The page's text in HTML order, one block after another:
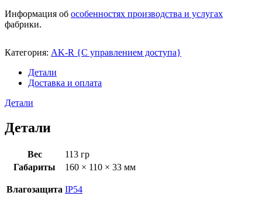
Информация об особенностях производства и услугах
фабрики.
Категория: AK-R {С управлением доступа}
Детали
Доставка и оплата
Детали
Детали
Вес
113 гр
Габариты
160 × 110 × 33 мм
Влагозащита IP54